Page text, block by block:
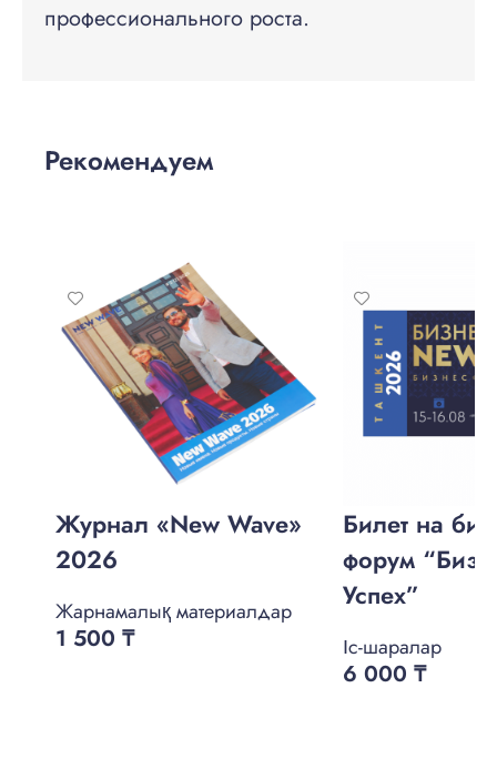
профессионального роста.
Рекомендуем
Журнал «New Wave»
2026
Жарнамалық материалдар
1 500 ₸
Билет на
форум
Успех”
Іс-шаралар
6 000 ₸